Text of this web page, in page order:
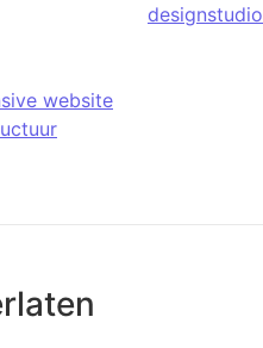
website
designstudio